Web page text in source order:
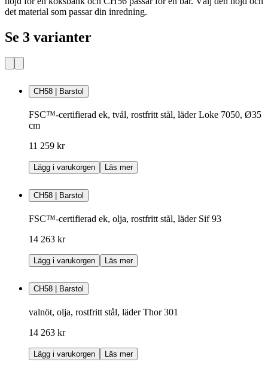
det material som passar din inredning.
Se 3 varianter
CH58 | Barstol
FSC™-certifierad ek, tvål, rostfritt stål, läder Loke 7050, Ø35
cm
11 259 kr
Lägg i varukorgen Läs mer
CH58 | Barstol
FSC™-certifierad ek, olja, rostfritt stål, läder Sif 93
14 263 kr
Lägg i varukorgen Läs mer
CH58 | Barstol
valnöt, olja, rostfritt stål, läder Thor 301
14 263 kr
Lägg i varukorgen Läs mer